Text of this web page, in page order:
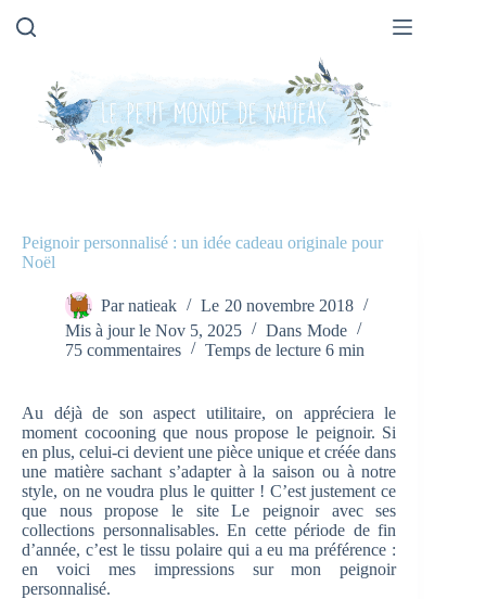
Peignoir personnalisé : un idée cadeau originale pour
Noël
Par natieak Le 20 novembre 2018
Mis à jour le Nov 5, 2025 Dans Mode
75 commentaires
Temps de lecture 6 min
Au déjà de son aspect utilitaire, on appréciera le
moment cocooning que nous propose le peignoir. Si
en plus, celui-ci devient une pièce unique et créée dans
une matière sachant s’adapter à la saison ou à notre
style, on ne voudra plus le quitter ! C’est justement ce
que nous propose le site Le peignoir avec ses
collections personnalisables. En cette période de fin
d’année, c’est le tissu polaire qui a eu ma préférence :
en voici mes impressions sur mon peignoir
personnalisé.